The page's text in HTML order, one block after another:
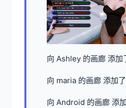
向 Ashley 的画廊 添加
向 maria 的画廊 添加
向 Android 的画廊 添